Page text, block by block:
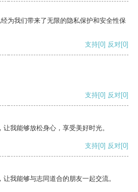
为我们带来了无限的隐私保护和安全性保
支持[0] 反对[0]
支持[0] 反对[0]
我能够放松身心，享受美好时光。
支持[0] 反对[0]
我能够与志同道合的朋友一起交流。